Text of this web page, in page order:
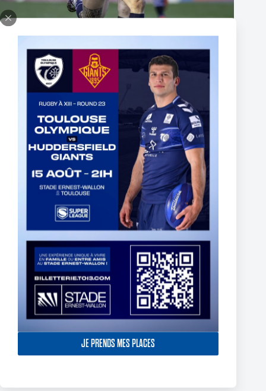
JE PRENDS MES PLACES
Thomas Lacans s’engage avec le Toulouse Olympique
5 mars 2025